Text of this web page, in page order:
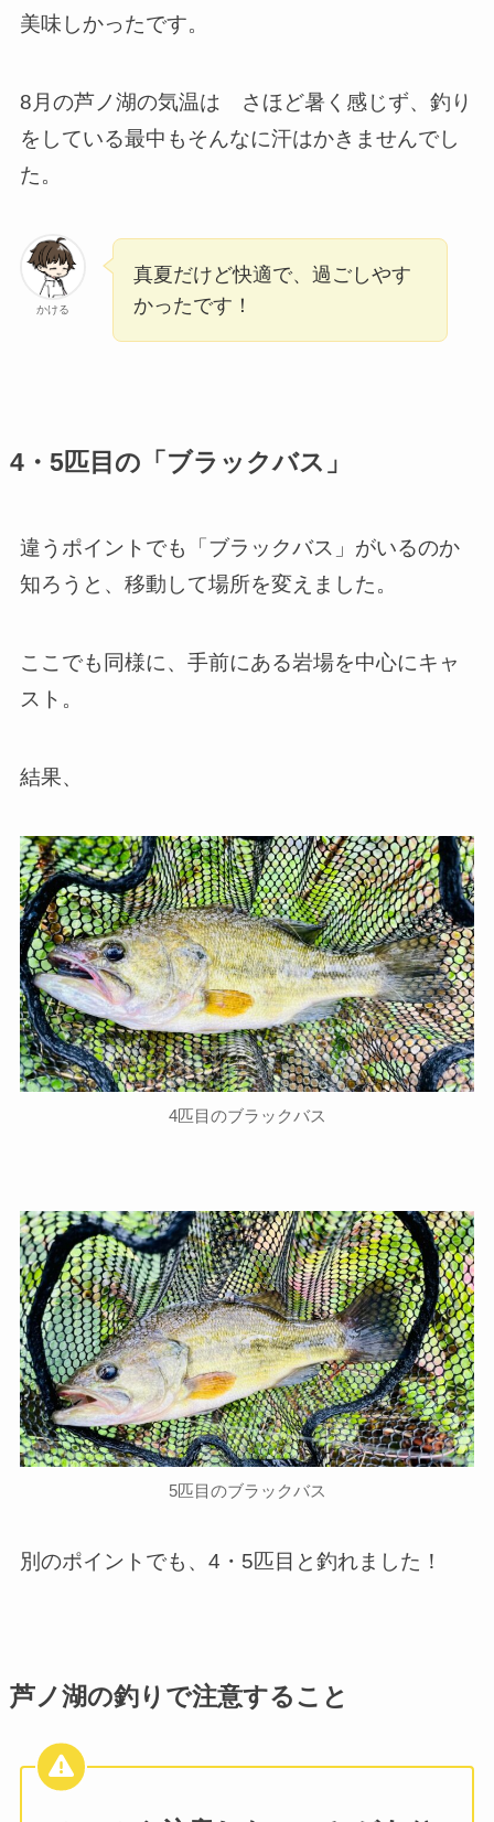
美味しかったです。
8月の芦ノ湖の気温は さほど暑く感じず、釣り
をしている最中もそんなに汗はかきませんでし
た。
かける
真夏だけど快適で、過ごしやす
かったです！
4・5匹目の「ブラックバス」
違うポイントでも「ブラックバス」がいるのか
知ろうと、移動して場所を変えました。
ここでも同様に、手前にある岩場を中心にキャ
スト。
結果、
4匹目のブラックバス
5匹目のブラックバス
別のポイントでも、4・5匹目と釣れました！
芦ノ湖の釣りで注意すること